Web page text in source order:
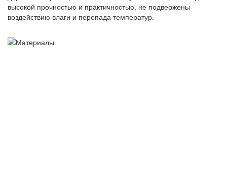
высокой прочностью и практичностью, не подвержены
воздействию влаги и перепада температур.